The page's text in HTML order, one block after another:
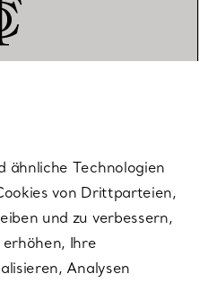
ähnliche Technologien
von Drittparteien,
und zu verbessern,
Ihre
Analysen